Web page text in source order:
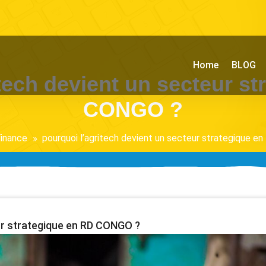
Home BLOG
devient un secteur
CONGO ?
pourquoi l’agritech devient un secteur strategique en
en RD CONGO ?